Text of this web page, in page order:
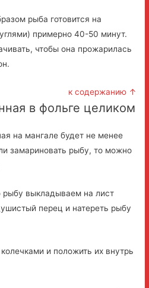
рыба готовится на
примерно 40-50 минут.
чтобы она прожарилась
к содержанию ↑
в фольге целиком
на мангале будет не менее
замариновать рыбу, то можно
выкладываем на лист
перец и натереть рыбу
и положить их внутрь